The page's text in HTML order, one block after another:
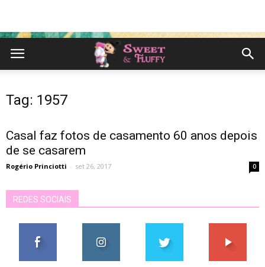
Tag: 1957
Casal faz fotos de casamento 60 anos depois
de se casarem
Rogério Princiotti - set 26, 2017 0
REDES SOCIAIS